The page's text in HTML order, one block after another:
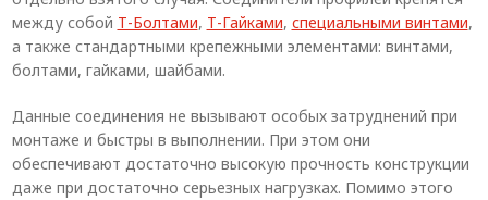
между собой Т-Болтами, Т-Гайками, специальными винтами,
а также стандартными крепежными элементами: винтами,
болтами, гайками, шайбами.
Данные соединения не вызывают особых затруднений при
монтаже и быстры в выполнении. При этом они
обеспечивают достаточно высокую прочность конструкции
даже при достаточно серьезных нагрузках. Помимо этого